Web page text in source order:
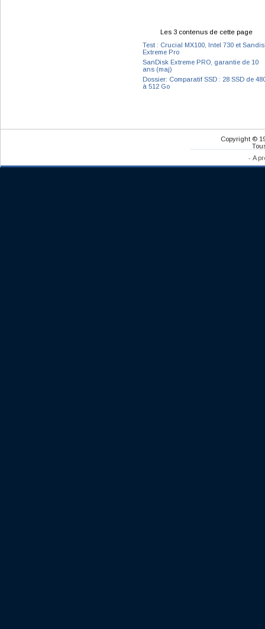
Les 3 contenus de cette page
Test : Crucial MX100, Intel 730 et
Extreme Pro
SanDisk Extreme PRO, garantie de 10
ans (maj)
Dossier: Comparatif SSD : 28 SSD de
à 512 Go
Copyright ©
- A